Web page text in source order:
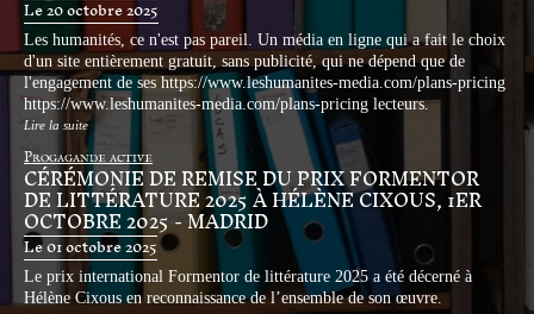
Le 20 octobre 2025
Les humanités, ce n'est pas pareil. Un média en ligne qui a fait le choix
d'un site entièrement gratuit, sans publicité, qui ne dépend que de
l'engagement de ses https://www.leshumanites-media.com/plans-pricing
https://www.leshumanites-media.com/plans-pricing lecteurs.
Lire la suite
Progagande active
CÉRÉMONIE DE REMISE DU PRIX FORMENTOR
DE LITTÉRATURE 2025 À HÉLÈNE CIXOUS, 1ER
OCTOBRE 2025 - MADRID
Le 01 octobre 2025
Le prix international Formentor de littérature 2025 a été décerné à
Hélène Cixous en reconnaissance de l’ensemble de son œuvre.